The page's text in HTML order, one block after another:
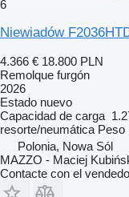
6
Niewiadów
4.366 € 18.800 PLN
Remolque furgón
2026
Estado nuevo
Capacidad de carga
resorte/neumática Peso
Polonia, Nowa Sól
MAZZO - Maciej
Contacte con el